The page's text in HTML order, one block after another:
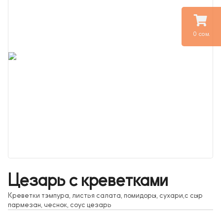
0 сом.
Цезарь с креветками
Креветки тэмпура, листья салата, помидоры, сухари,с сыр
пармезан, чеснок, соус цезарь